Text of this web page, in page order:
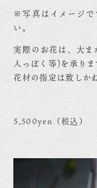
※写真はイメージで
い。
実際のお花は、大
人っぽく等)を承りま
花材の指定は致しか
5,500yen（税込）